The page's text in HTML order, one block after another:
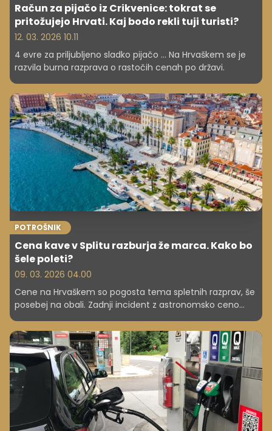
Račun za pijačo iz Crikvenice: tokrat se
pritožujejo Hrvati. Kaj bodo rekli tuji turisti?
12. 03. 2026 10.11
4 evre za priljubljeno sladko pijačo ... Na Hrvaškem se je
razvila burna razprava o rastočih cenah po državi.
POTROŠNIK
Cena kave v Splitu razburja že marca. Kako bo
šele poleti?
09. 03. 2026 04.00
Cene na Hrvaškem so pogosta tema spletnih razprav, še
posebej na obali. Zadnji incident z astronomsko ceno
kave v Splitu je ponovno sprožil val ogorčenja in razkril
globlje dileme o stroških življenja in turizma.